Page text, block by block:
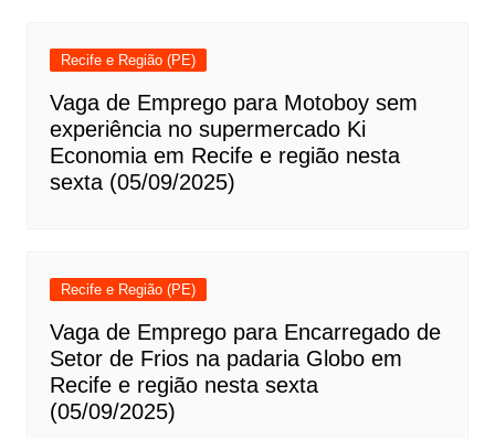
Recife e Região (PE)
Vaga de Emprego para Motoboy sem
experiência no supermercado Ki
Economia em Recife e região nesta
sexta (05/09/2025)
Recife e Região (PE)
Vaga de Emprego para Encarregado de
Setor de Frios na padaria Globo em
Recife e região nesta sexta
(05/09/2025)